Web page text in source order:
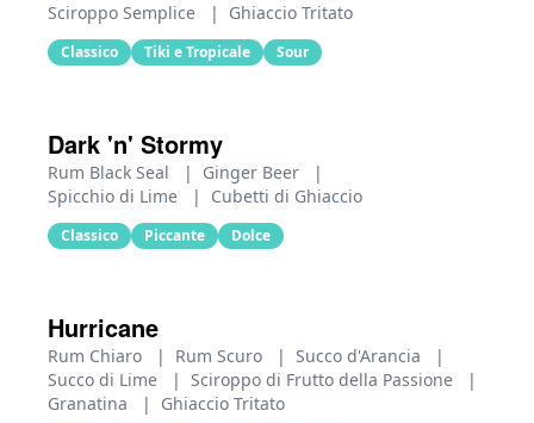
Sciroppo Semplice | Ghiaccio Tritato
Classico Tiki e Tropicale Sour
Dark 'n' Stormy
Rum Black Seal | Ginger Beer
|
Spicchio di Lime
| Cubetti di Ghiaccio
Classico Piccante Dolce
Hurricane
Rum Chiaro | Rum Scuro | Succo d'Arancia
|
Succo di Lime
| Sciroppo di Frutto della Passione
|
Granatina
| Ghiaccio Tritato